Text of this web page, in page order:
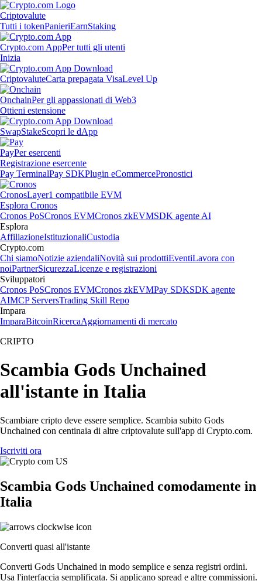
Criptovalute
Tutti i tokenPanieriEarnStaking
Crypto.com AppPer tutti gli utenti
Inizia
CriptovaluteCarta prepagata VisaLevel Up
OnchainPer gli appassionati di Web3
Ottieni estensione
SwapStakeScopri le dApp
PayPer esercenti
Registrazione esercente
Pay TerminalPay SDKPlugin eCommercePronostici
CronosLayer1 compatibile EVM
Esplora Cronos
Cronos PoSCronos EVMCronos zkEVMSDK agente AI
Esplora
AffiliazioneIstituzionaliCustodia
Crypto.com
Chi siamoNotizie aziendaliNovità sui prodottiEventiLavora con
noiPartnerSicurezzaLicenze e registrazioni
Sviluppatori
Cronos PoSCronos EVMCronos zkEVMPay SDKSDK agente
AIMCP ServersTrading Skill Repo
Impara
ImparaBitcoinRicercaAggiornamenti di mercato
CRIPTO
Scambia Gods Unchained
all'istante in Italia
Scambiare cripto deve essere semplice. Scambia subito Gods
Unchained con centinaia di altre criptovalute sull'app di Crypto.com.
Iscriviti ora
Scambia Gods Unchained comodamente in
Italia
Converti quasi all'istante
Converti Gods Unchained in modo semplice e senza registri ordini.
Usa l'interfaccia semplificata. Si applicano spread e altre commissioni.